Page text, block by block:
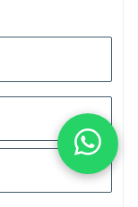
Versand- &